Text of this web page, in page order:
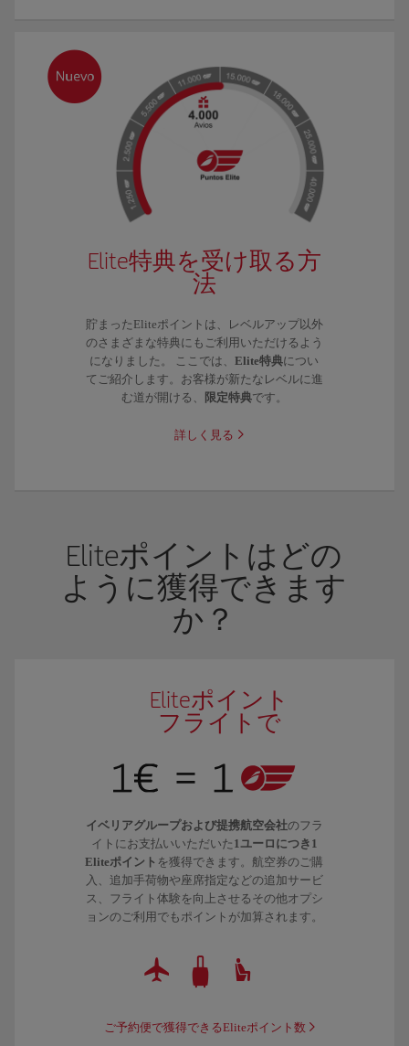
Elite特典を受け取る方
法
貯まったEliteポイントは、レベルアップ以外
のさまざまな特典にもご利用いただけるよう
になりました。 ここでは、Elite特典につい
てご紹介します。お客様が新たなレベルに進
む道が開ける、
限定特典です。
詳しく見る
Eliteポイントはどの
ように獲得できます
か？
Eliteポイント
フライトで
イベリアグループおよび提携航空会社のフラ
イトにお支払いいただいた 1ユーロにつき1
Eliteポイント を獲得できます。航空券のご購
入、追加手荷物や座席指定などの追加サービ
ス、フライト体験を向上させるその他オプシ
ョンのご利用でもポイントが加算されます。
ご予約便で獲得できるEliteポイント数